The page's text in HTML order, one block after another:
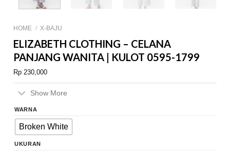
HOME / X-BAJU
ELIZABETH CLOTHING – CELANA
PANJANG WANITA | KULOT 0595-1799
Rp 230,000
Show More
WARNA
Broken White
UKURAN